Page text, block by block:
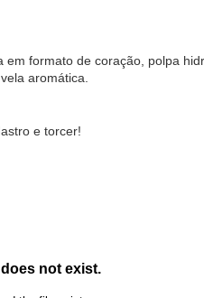
formato de coração, polpa
aromática.
e torcer!